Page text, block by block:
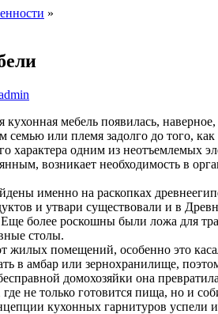
»
кухонная мебель появилась,
семью или племя задолго до того,
характера одним из неотъемлемых
возникает необходимость в
именно на раскопках
и утвари существовали и в
Еще более роскошны были ложа для
столы.
жилых помещений, особенно это
в амбар или зернохранилище,
домохозяйки она
не только готовится пища, но и
кухонных гарнитуров успели